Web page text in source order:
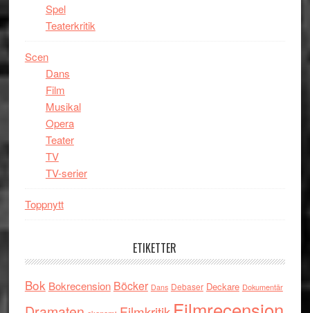
Spel
Teaterkritik
Scen
Dans
Film
Musikal
Opera
Teater
TV
TV-serier
Toppnytt
ETIKETTER
Bok Bokrecension Böcker Dans Debaser Deckare Dokumentär